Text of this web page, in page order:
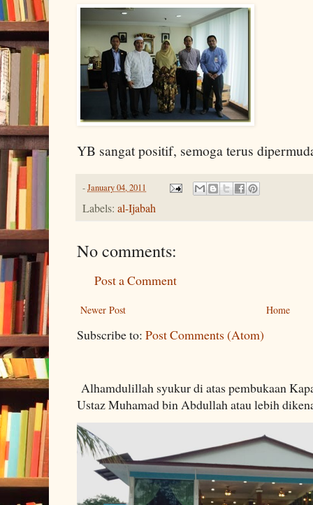
YB sangat positif, semoga terus
-January 04, 2011
Labels: al-Ijabah
No comments:
Post a Comment
Newer Post Home
Subscribe to: Post Comments (Atom)
Alhamdulillah syukur di atas pembukaan
Ustaz Muhamad bin Abdullah atau lebih